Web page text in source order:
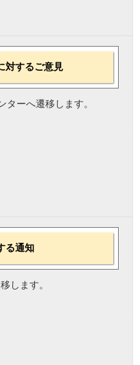
対するご意見
ターへ遷移します。
る通知
します。